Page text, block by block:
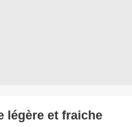
légère et fraiche